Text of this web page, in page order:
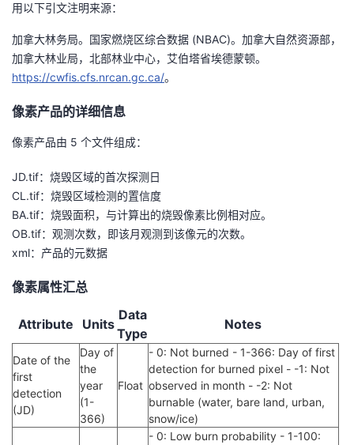
用以下引文注明来源：
加拿大林务局。国家燃烧区综合数据 (NBAC)。加拿大自然资源部，
加拿大林业局，北部林业中心，艾伯塔省埃德蒙顿。
https://cwfis.cfs.nrcan.gc.ca/。
像素产品的详细信息
像素产品由 5 个文件组成：
JD.tif：烧毁区域的首次探测日
CL.tif：烧毁区域检测的置信度
BA.tif：烧毁面积，与计算出的烧毁像素比例相对应。
OB.tif：观测次数，即该月观测到该像元的次数。
xml：产品的元数据
像素属性汇总
Attribute Units
Data
Type
Notes
Date of the
first
detection
(JD)
Day of
the
year
(1-
366)
Float
- 0: Not burned - 1-366: Day of first
detection for burned pixel - -1: Not
observed in month - -2: Not
burnable (water, bare land, urban,
snow/ice)
- 0: Low burn probability - 1-100: